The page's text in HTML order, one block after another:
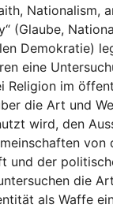
Nationalism,
(Glaube,
Demokratie)
eine
Religion im
die Art und
wird, den
von
und der
die
als Waffe